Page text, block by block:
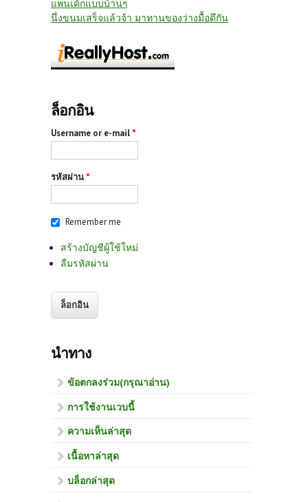
แพนเค้กแบบบ้านๆ
นึ่งขนมเสร็จแล้วจ้า มาทานของว่างมื้อดึกัน
ล็อกอิน
Username or e-mail *
รหัสผ่าน *
Remember me
สร้างบัญชีผู้ใช้ใหม่
ลืมรหัสผ่าน
นำทาง
ข้อตกลงร่วม(กรุณาอ่าน)
การใช้งานเวบนี้
ความเห็นล่าสุด
เนื้อหาล่าสุด
บล็อกล่าสุด